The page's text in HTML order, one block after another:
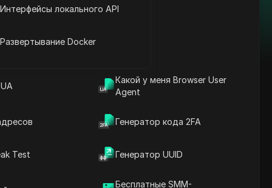
Какой у меня Browser User
Agent
Генератор кода 2FA
Test Генератор UUID
Бесплатные SMM-
Интерфейсы локального API
Развертывание Docker
процессы на
время и